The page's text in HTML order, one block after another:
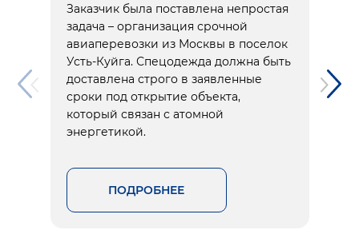
Заказчик была поставлена непростая
задача – организация срочной
авиаперевозки из Москвы в поселок
Усть-Куйга. Спецодежда должна быть
доставлена строго в заявленные
сроки под открытие объекта,
который связан с атомной
энергетикой.
ПОДРОБНЕЕ